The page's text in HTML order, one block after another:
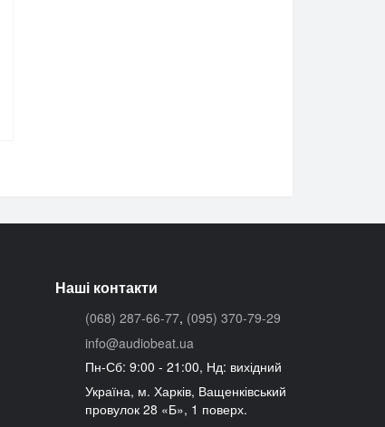
Наші контакти
(068) 287-66-77, (095) 370-79-29
info@audiobeat.ua
Пн-Сб: 9:00 - 21:00, Нд: вихідний
Україна, м. Харків, Ващенківський
провулок 28 «Б», 1 поверх.